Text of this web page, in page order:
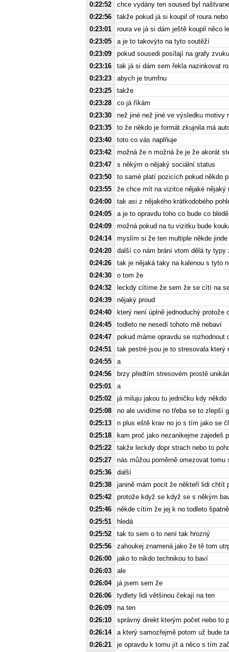
0:22:52
chce vydány ten soused byl
0:22:56
takže pokud já si koupil of roura
0:23:01
roura ve já si dám ještě koupil něco
0:23:05
a je to takovýto na tyto soutěží
0:23:09
pokud sousedi posílají na grafy
0:23:16
tak já si dám sem řekla nazinkovat
0:23:23
abych je trumfnu
0:23:25
takže
0:23:28
co já říkám
0:23:30
než jiné než jiné ve výsledku motivy
0:23:35
to že někdo je formát zkujnila má
0:23:40
toto co vás naplňuje
0:23:42
možná že n možná že je že akorát
0:23:47
s někým o nějaký sociální status
0:23:50
to samé platí pozicích pokud někdo
0:23:55
že chce mít na vizitce nějaké nějaký
0:24:00
tak asi z nějakého krátkodobého
0:24:05
a je to opravdu toho co bude co
0:24:09
možná pokud na tu vizitku bude
0:24:14
myslím si že ten multiple někde jinde
0:24:20
další co nám brání vtom dělá ty typy
0:24:26
tak je nějaká taky na kalenou s tyto
0:24:30
o tom že
0:24:32
leckdy cítíme že sem že se cítí na
0:24:39
nějaký proud
0:24:40
který není úplně jednoduchý
0:24:45
todleto ne nesedí tohoto mě nebaví
0:24:47
pokud máme opravdu se
0:24:51
tak pestré jsou je to stresovala který
0:24:55
a
0:24:56
brzy předtím stresovém prostě
0:25:01
a
0:25:02
já miluju jakou tu jedničku kdy
0:25:08
no ale uvidíme no třeba se to zlepší
0:25:13
n plus eště krav no jo s tím jako se
0:25:18
kam proč jako nezanikejme zajedeš
0:25:22
takže leckdy dopr strach nebo to
0:25:27
nás můžou poměrně omezovat
0:25:36
další
0:25:38
janině mám pocit že někteří lidi chtít
0:25:42
protože když se když se s někým
0:25:46
někde cítím že jej k no todleto
0:25:51
hledá
0:25:52
tak to sem o to není tak hrozný
0:25:56
zahoukej znamená jako že tě tom
0:26:00
jako to nikdo technikou to baví
0:26:03
ale
0:26:04
já jsem sem že
0:26:06
tydlety lidi většinou čekají na ten
0:26:09
na ten
0:26:10
správný direkt kterým počet nebo to
0:26:14
a který samozřejmě potom už bude
0:26:21
je opravdu k tomu jít a něco s tím